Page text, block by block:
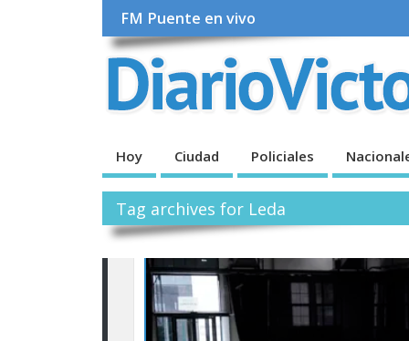
FM Puente en vivo
Hoy Ciudad Policiales
Tag archives for Leda